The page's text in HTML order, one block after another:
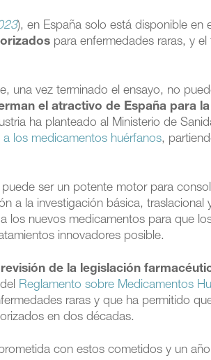
), en España solo está disponible en
para enfermedades raras, y el
una vez terminado el ensayo, no
el atractivo de España para
ha planteado al Ministerio de
los medicamentos huérfanos,
puede ser un potente motor para
a la investigación básica, traslacional
los nuevos medicamentos para que
innovadores posible.
revisión de la legislación
Reglamento sobre Medicamentos
raras y que ha permitido
en dos décadas.
con estos cometidos y un